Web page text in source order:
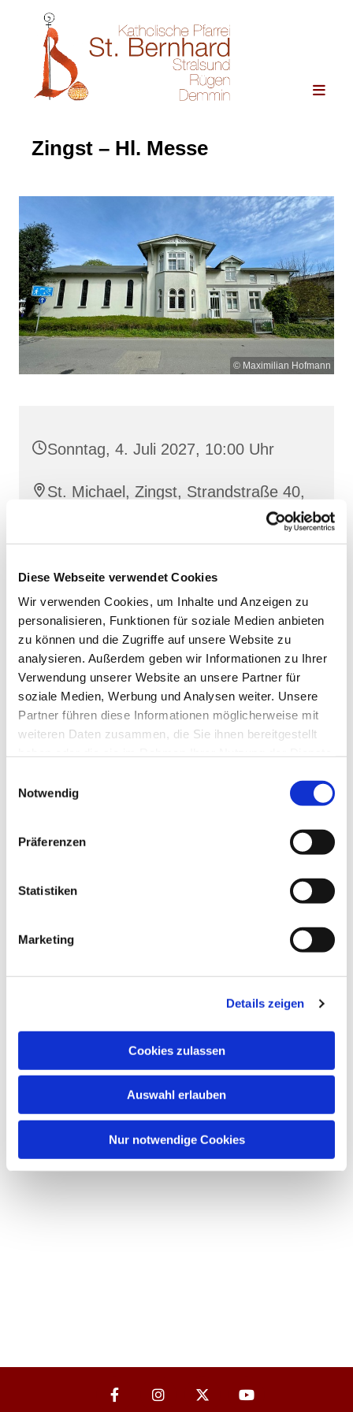
Diese Webseite verwendet Cookies
Wir verwenden Cookies, um Inhalte und Anzeigen zu
personalisieren, Funktionen für soziale Medien anbieten
zu können und die Zugriffe auf unsere Website zu
analysieren. Außerdem geben wir Informationen zu Ihrer
Verwendung unserer Website an unsere Partner für
soziale Medien, Werbung und Analysen weiter. Unsere
Partner führen diese Informationen möglicherweise mit
weiteren Daten zusammen, die Sie ihnen bereitgestellt
Notwendig
Präferenzen
Statistiken
Marketing
Details zeigen
Cookies zulassen
Auswahl erlauben
Nur notwendige Cookies
Zingst – Hl. Messe
© Maximilian Hofmann
Sonntag, 4. Juli 2027, 10:00 Uhr
St. Michael, Zingst, Strandstraße 40,